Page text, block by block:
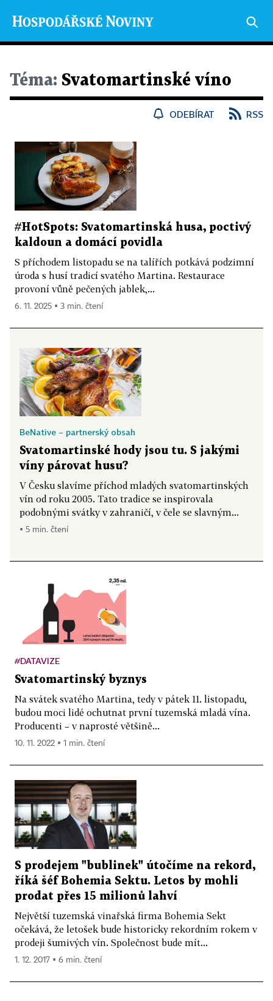
Téma: Svatomartinské víno
ODEBÍRAT RSS
#HotSpots: Svatomartinská husa, poctivý
kaldoun a domácí povidla
S příchodem listopadu se na talířích potkává podzimní
úroda s husí tradicí svatého Martina. Restaurace
provoní vůně pečených jablek,...
6. 11. 2025 ▪ 3 min. čtení
BeNative – partnerský obsah
Svatomartinské hody jsou tu. S jakými
víny párovat husu?
V Česku slavíme příchod mladých svatomartinských
vín od roku 2005. Tato tradice se inspirovala
podobnými svátky v zahraničí, v čele se slavným...
▪ 5 min. čtení
#DATAVIZE
Svatomartinský byznys
Na svátek svatého Martina, tedy v pátek 11. listopadu,
budou moci lidé ochutnat první tuzemská mladá vína.
Producenti – v naprosté většině...
10. 11. 2022 ▪ 1 min. čtení
S prodejem "bublinek" útočíme na rekord,
říká šéf Bohemia Sektu. Letos by mohli
prodat přes 15 milionů lahví
Největší tuzemská vinařská firma Bohemia Sekt
očekává, že letošek bude historicky rekordním rokem v
prodeji šumivých vín. Společnost bude mít...
1. 12. 2017 ▪ 6 min. čtení